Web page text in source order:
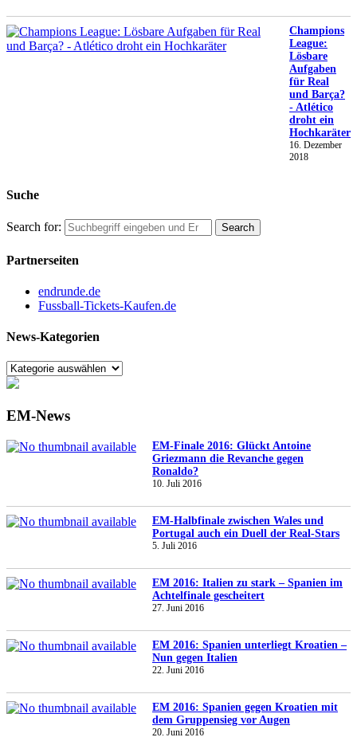
Champions
League:
Lösbare
Aufgaben
für Real
und Barça?
- Atlético
droht ein
Hochkaräter
16. Dezember
2018
Suche
Search for:
Partnerseiten
endrunde.de
Fussball-Tickets-Kaufen.de
News-Kategorien
EM-News
EM-Finale 2016: Glückt Antoine
Griezmann die Revanche gegen
Ronaldo?
10. Juli 2016
EM-Halbfinale zwischen Wales und
Portugal auch ein Duell der Real-Stars
5. Juli 2016
EM 2016: Italien zu stark – Spanien im
Achtelfinale gescheitert
27. Juni 2016
EM 2016: Spanien unterliegt Kroatien –
Nun gegen Italien
22. Juni 2016
EM 2016: Spanien gegen Kroatien mit
dem Gruppensieg vor Augen
20. Juni 2016